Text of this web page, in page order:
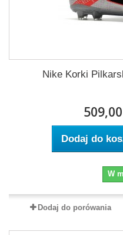
Nike Korki
509,00
Dodaj do
W
Dodaj do porówania